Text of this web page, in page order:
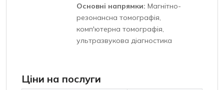
Основні напрямки: Магнітно-
резонансна томографія,
комп'ютерна томографія,
ультразвукова діагностика
Ціни на послуги